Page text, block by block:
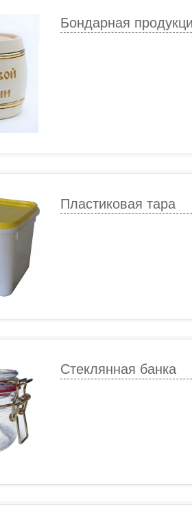
Бондарная
Пластиковая тара
Стеклянная банка